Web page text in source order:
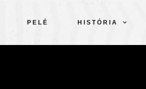
PELÉ HISTÓRIA
CLUBE